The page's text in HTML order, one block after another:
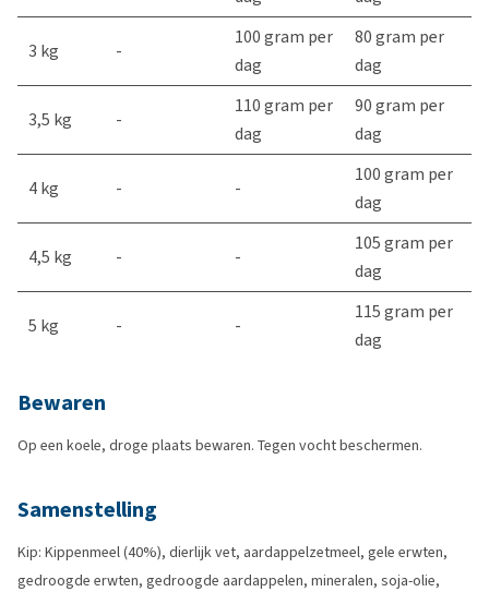
3 kg -
100 gram per
dag
80 gram per
dag
3,5 kg -
110 gram per
dag
90 gram per
dag
4 kg - -
100 gram per
dag
4,5 kg - -
105 gram per
dag
5 kg - -
115 gram per
dag
Bewaren
Op een koele, droge plaats bewaren. Tegen vocht beschermen.
Samenstelling
Kip: Kippenmeel (40%), dierlijk vet, aardappelzetmeel, gele erwten,
gedroogde erwten, gedroogde aardappelen, mineralen, soja-olie,